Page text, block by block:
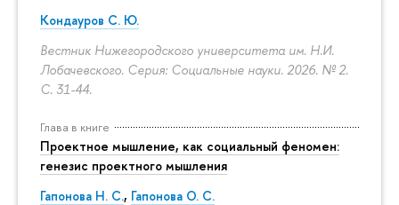
Кондауров С. Ю.
Вестник Нижегородского университета им. Н.И.
Лобачевского. Серия: Социальные науки. 2026. № 2.
С. 31-44.
Глава в книге
Проектное мышление, как социальный феномен:
генезис проектного мышления
Гапонова Н. С., Гапонова О. С.